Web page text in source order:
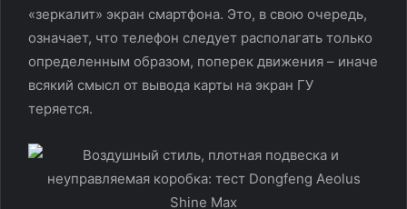
«зеркалит» экран смартфона. Это, в свою очередь,
означает, что телефон следует располагать только
определенным образом, поперек движения – иначе
всякий смысл от вывода карты на экран ГУ
теряется.